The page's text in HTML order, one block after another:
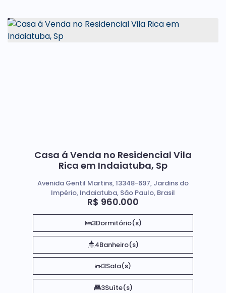
Casa á Venda no Residencial Vila
Rica em Indaiatuba, Sp
R$ 960.000
Avenida Gentil Martins, 13348-697, Jardins do
Império, Indaiatuba, São Paulo, Brasil
3Dormitório(s)
4Banheiro(s)
3Sala(s)
3Suíte(s)